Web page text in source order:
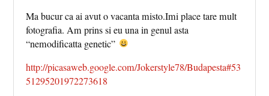
Ma bucur ca ai avut o vacanta misto.Imi place tare mult
fotografia. Am prins si eu una in genul asta
“nemodificatta genetic”
http://picasaweb.google.com/Jokerstyle78/Budapesta#53
51295201972273618